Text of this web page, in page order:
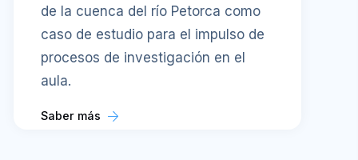
de la cuenca del río Petorca como
caso de estudio para el impulso de
procesos de investigación en el
aula.
Saber más